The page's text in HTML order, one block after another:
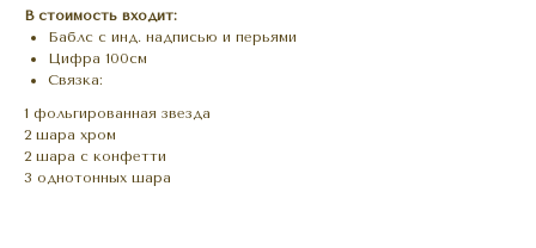
В стоимость входит:
Баблс с инд. надписью и перьями
Цифра 100см
Связка:
1 фольгированная звезда
2 шара хром
2 шара с конфетти
3 однотонных шара